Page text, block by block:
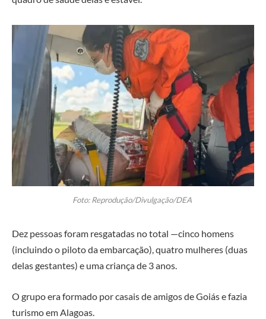
Foto: Reprodução/Divulgação/DEA
Dez pessoas foram resgatadas no total —cinco homens
(incluindo o piloto da embarcação), quatro mulheres (duas
delas gestantes) e uma criança de 3 anos.
O grupo era formado por casais de amigos de Goiás e fazia
turismo em Alagoas.